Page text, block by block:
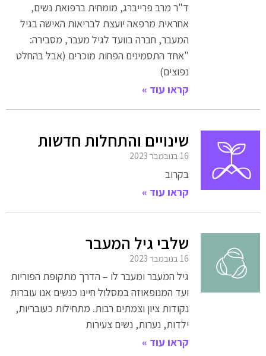
ד"ר מרב פרייברג, מומחית ברפואת נשים,
אחראית מרפאה יועצת לבריאות האישה בגיל
המעבר, חברה בוועד לגיל מעבר, מסבירה:
"אחד התסמינים הפחות מוכרים (אבל בהחלט
נפוצים)
קראו עוד »
שינויים והתחלות חדשות
16 בנובמבר 2023
בקרוב
קראו עוד »
שלבי גיל המעבר
16 בנובמבר 2023
גיל המעבר ומעבר לו – הדרך מתקופת הפוריות
ועד המנופאוזה במסלול חיינו כנשים אנו עוברות
נקודות ציון וצמתים רבות. מתחילות כעובריות,
ילדות, נערות, נשים צעירות
קראו עוד »